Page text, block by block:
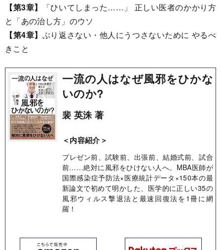
【第3章】
「ひいてしまった……」 正しい医者のかかり方
と「あの治し方」のウソ
【第4章】 ぶり返さない・他人にうつさないために やるべ
きこと
一流の人はなぜ風邪をひかな
いのか?
裴 英洙 著
＜内容紹介＞
プレゼン前、試験前、出張前、結婚式前、試合
前……絶対に風邪をひけない人へ。MBA医師が
国際感染症予防法×医療統計データ×150本の最
新論文で初めて明かした、医学的に正しい35の
風邪ウィルス撃退法と最速回復法を1冊に網
羅！